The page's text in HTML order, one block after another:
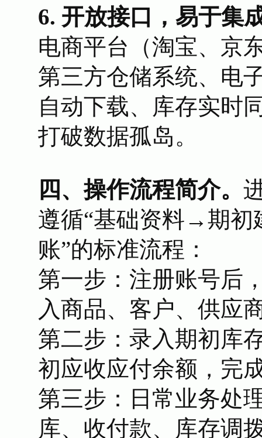
6. 开放接口，易于集
电商平台（淘宝、京
第三方仓储系统、电
自动下载、库存实时
打破数据孤岛。
四、操作流程简介。
遵循“基础资料→期
账”的标准流程：
第一步：注册账号后
入商品、客户、供应
第二步：录入期初库
初应收应付余额，完
第三步：日常业务
库、收付款、库存调